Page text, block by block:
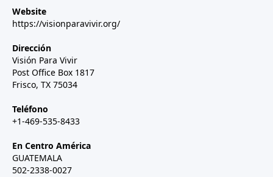
Website
https://visionparavivir.org/
Dirección
Visión Para Vivir
Post Office Box 1817
Frisco, TX 75034
Teléfono
+1-469-535-8433
En Centro América
GUATEMALA
502-2338-0027